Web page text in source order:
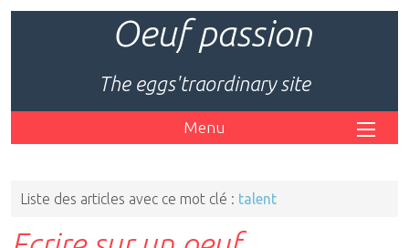
Oeuf passion
The eggs'traordinary site
Menu
Liste des articles avec ce mot clé : talent